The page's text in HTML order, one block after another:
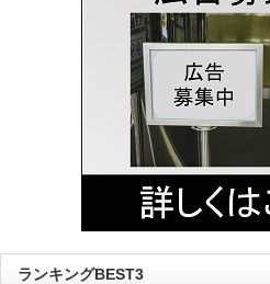
ランキングBEST3